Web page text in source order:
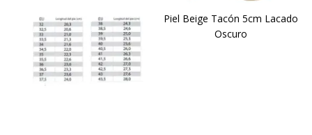
Piel Beige Tacón 5cm Lacado
Oscuro